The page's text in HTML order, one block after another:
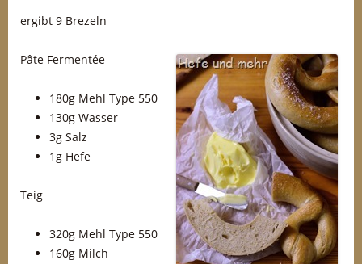
ergibt 9 Brezeln
Pâte Fermentée
180g Mehl Type 550
130g Wasser
3g Salz
1g Hefe
Teig
320g Mehl Type 550
160g Milch